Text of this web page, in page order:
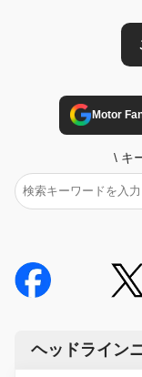
Motor
\ キ
ヘッドライン